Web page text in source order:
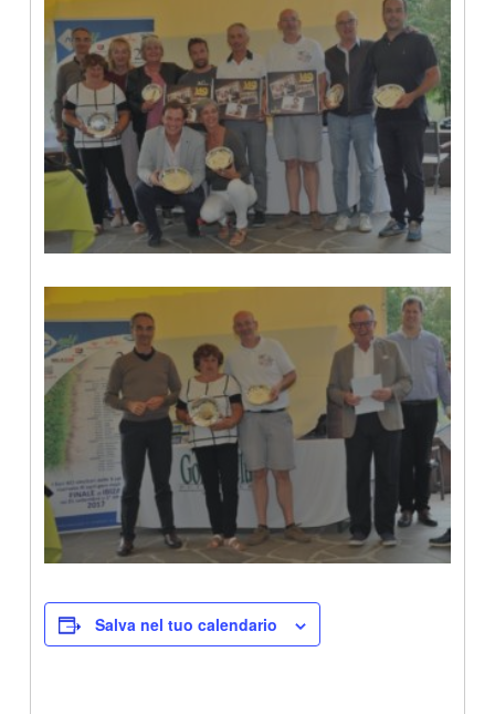
Salva nel tuo calendario